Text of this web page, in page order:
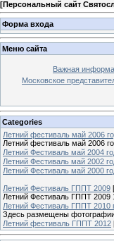
[Персональный сайт
Форма входа
Меню сайта
Важная
Московское
Categories
Летний фестиваль май 2006
Летний фестиваль май 2006
Летний Фестиваль май 2004
Летний Фестиваль май 2002
Летний Фестиваль май 2000
Летний Фестиваль ГППТ 2009
Летний Фестиваль ГППТ 2009
Летний Фестиваль ГППТ 2010
Здесь размещены
Летний фестиваль ГППТ 2012